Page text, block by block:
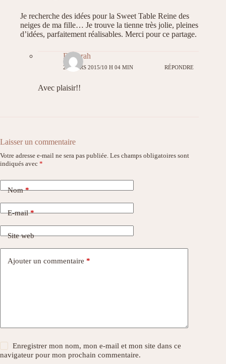
Je recherche des idées pour la Sweet Table Reine des
neiges de ma fille… Je trouve la tienne très jolie, pleines
d’idées, parfaitement réalisables. Merci pour ce partage.
Déborah
29 MARS 2015/10 H 04 MIN RÉPONDRE
Avec plaisir!!
Laisser un commentaire
Votre adresse e-mail ne sera pas publiée. Les champs obligatoires sont
indiqués avec *
Nom*
E-mail*
Site web
Ajouter un commentaire *
Enregistrer mon nom, mon e-mail et mon site dans ce
navigateur pour mon prochain commentaire.